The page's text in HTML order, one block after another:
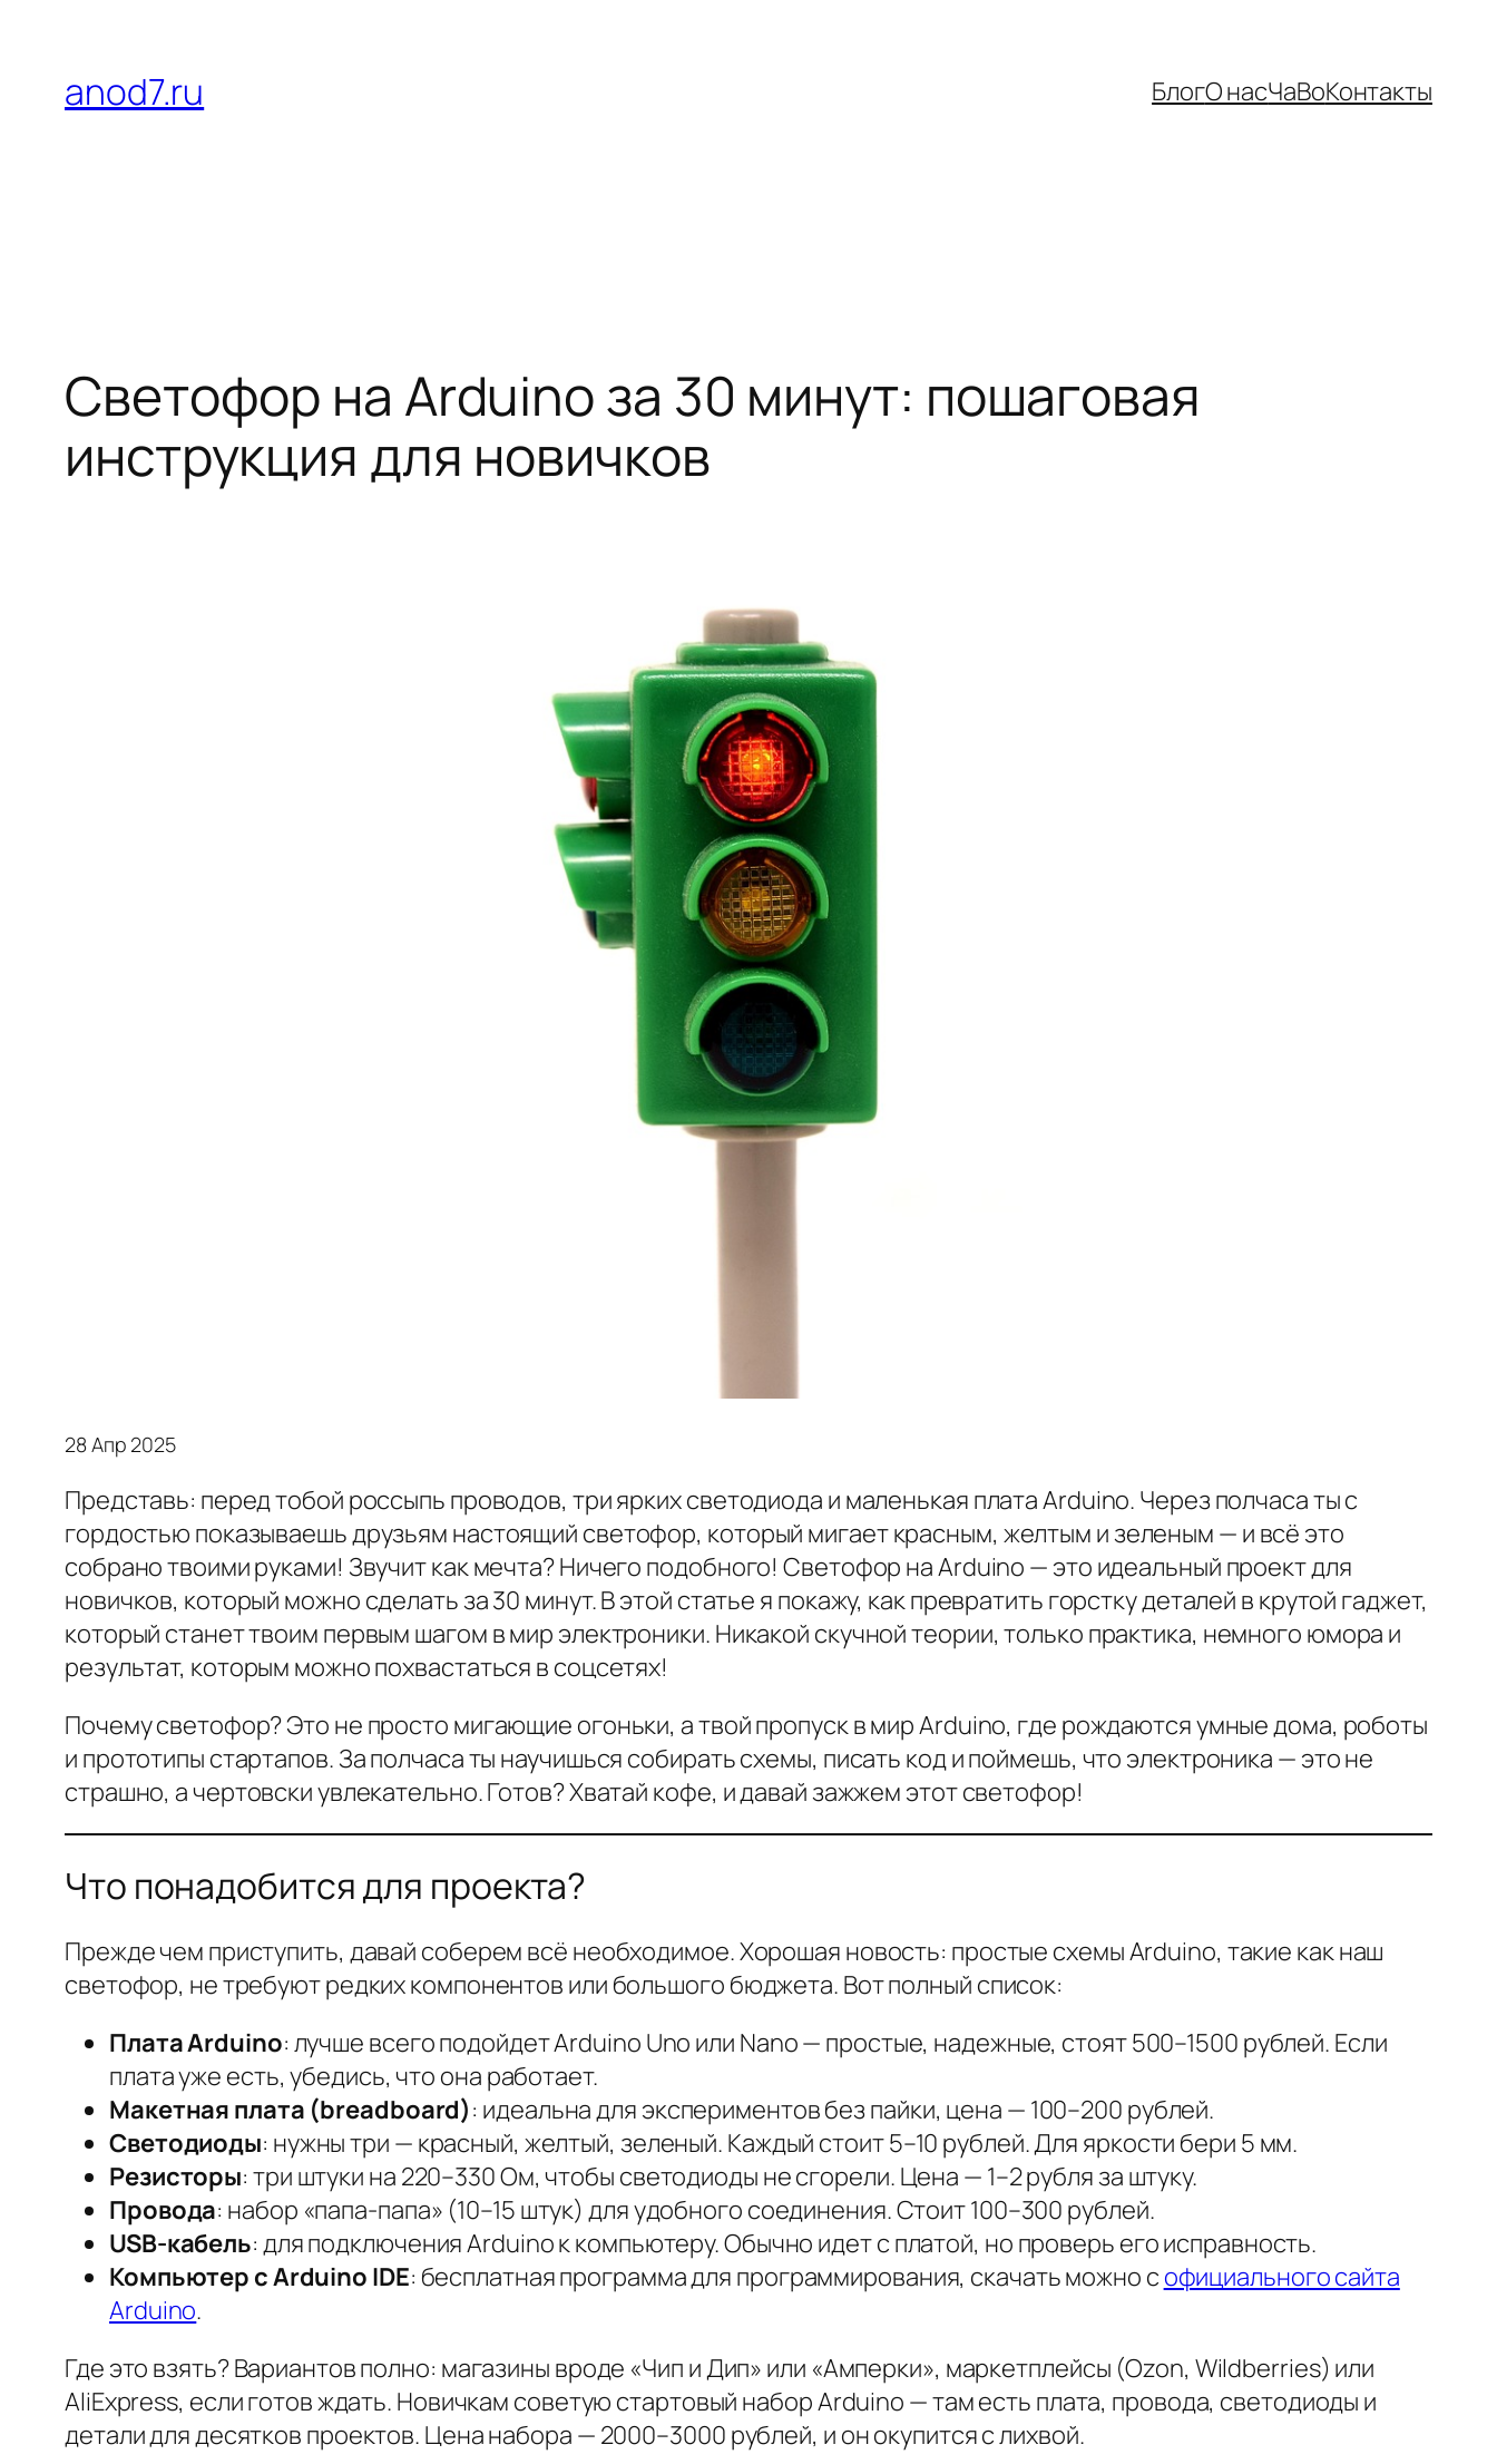
содержимому
anod7.ru БлогО насЧаВоКонтакты
Светофор на Arduino за 30 минут: пошаговая
инструкция для новичков
28 Апр 2025
Представь: перед тобой россыпь проводов, три ярких светодиода и маленькая плата Arduino. Через полчаса ты с
гордостью показываешь друзьям настоящий светофор, который мигает красным, желтым и зеленым — и всё это
собрано твоими руками! Звучит как мечта? Ничего подобного! Светофор на Arduino — это идеальный проект для
новичков, который можно сделать за 30 минут. В этой статье я покажу, как превратить горстку деталей в крутой гаджет,
который станет твоим первым шагом в мир электроники. Никакой скучной теории, только практика, немного юмора и
результат, которым можно похвастаться в соцсетях!
Почему светофор? Это не просто мигающие огоньки, а твой пропуск в мир Arduino, где рождаются умные дома, роботы
и прототипы стартапов. За полчаса ты научишься собирать схемы, писать код и поймешь, что электроника — это не
страшно, а чертовски увлекательно. Готов? Хватай кофе, и давай зажжем этот светофор!
Что понадобится для проекта?
Прежде чем приступить, давай соберем всё необходимое. Хорошая новость: простые схемы Arduino, такие как наш
светофор, не требуют редких компонентов или большого бюджета. Вот полный список:
Плата Arduino: лучше всего подойдет Arduino Uno или Nano — простые, надежные, стоят 500–1500 рублей. Если
плата уже есть, убедись, что она работает.
Макетная плата (breadboard): идеальна для экспериментов без пайки, цена — 100–200 рублей.
Светодиоды: нужны три — красный, желтый, зеленый. Каждый стоит 5–10 рублей. Для яркости бери 5 мм.
Резисторы: три штуки на 220–330 Ом, чтобы светодиоды не сгорели. Цена — 1–2 рубля за штуку.
Провода: набор «папа-папа» (10–15 штук) для удобного соединения. Стоит 100–300 рублей.
USB-кабель: для подключения Arduino к компьютеру. Обычно идет с платой, но проверь его исправность.
Компьютер с Arduino IDE: бесплатная программа для программирования, скачать можно с официального сайта
Arduino.
Где это взять? Вариантов полно: магазины вроде «Чип и Дип» или «Амперки», маркетплейсы (Ozon, Wildberries) или
AliExpress, если готов ждать. Новичкам советую стартовый набор Arduino — там есть плата, провода, светодиоды и
детали для десятков проектов. Цена набора — 2000–3000 рублей, и он окупится с лихвой.